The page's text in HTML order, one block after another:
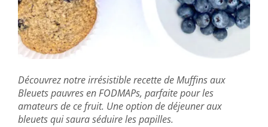
Découvrez notre irrésistible recette de Muffins aux
Bleuets pauvres en FODMAPs, parfaite pour les
amateurs de ce fruit. Une option de déjeuner aux
bleuets qui saura séduire les papilles.